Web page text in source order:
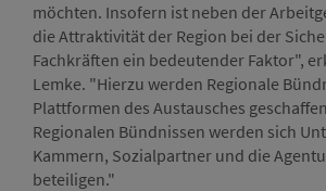
möchten. Insofern ist neben der
die Attraktivität der Region bei der
Fachkräften ein bedeutender Faktor",
Lemke. "Hierzu werden Regionale
Plattformen des Austausches
Regionalen Bündnissen werden sich
Kammern, Sozialpartner und die
beteiligen."